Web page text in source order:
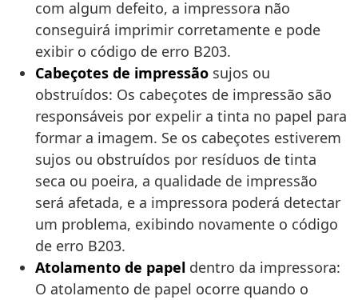
com algum defeito, a impressora não
conseguirá imprimir corretamente e pode
exibir o código de erro B203.
Cabeçotes de impressão sujos ou
obstruídos: Os cabeçotes de impressão são
responsáveis por expelir a tinta no papel para
formar a imagem. Se os cabeçotes estiverem
sujos ou obstruídos por resíduos de tinta
seca ou poeira, a qualidade de impressão
será afetada, e a impressora poderá detectar
um problema, exibindo novamente o código
de erro B203.
Atolamento de papel dentro da impressora:
O atolamento de papel ocorre quando o